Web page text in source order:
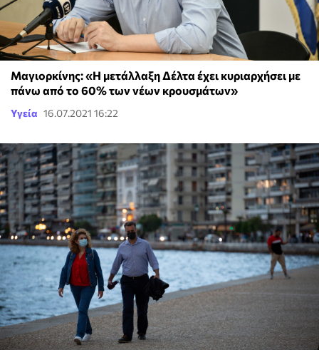
Μαγιορκίνης: «Η μετάλλαξη Δέλτα έχει κυριαρχήσει με
πάνω από το 60% των νέων κρουσμάτων»
Υγεία 16.07.2021 16:22